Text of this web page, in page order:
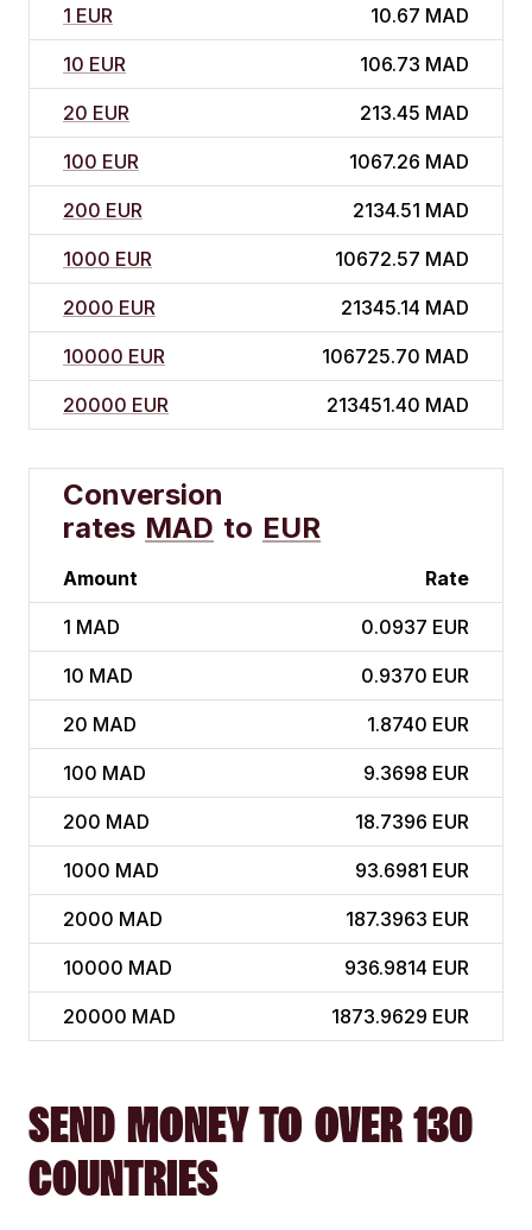
1 EUR 10.67 MAD
10 EUR 106.73 MAD
20 EUR 213.45 MAD
100 EUR 1067.26 MAD
200 EUR 2134.51 MAD
1000 EUR 10672.57 MAD
2000 EUR 21345.14 MAD
10000 EUR 106725.70 MAD
20000 EUR 213451.40 MAD
Conversion
rates MAD to EUR
Amount Rate
1 MAD 0.0937 EUR
10 MAD 0.9370 EUR
20 MAD 1.8740 EUR
100 MAD 9.3698 EUR
200 MAD 18.7396 EUR
1000 MAD 93.6981 EUR
2000 MAD 187.3963 EUR
10000 MAD 936.9814 EUR
20000 MAD 1873.9629 EUR
SEND MONEY TO OVER 130
COUNTRIES